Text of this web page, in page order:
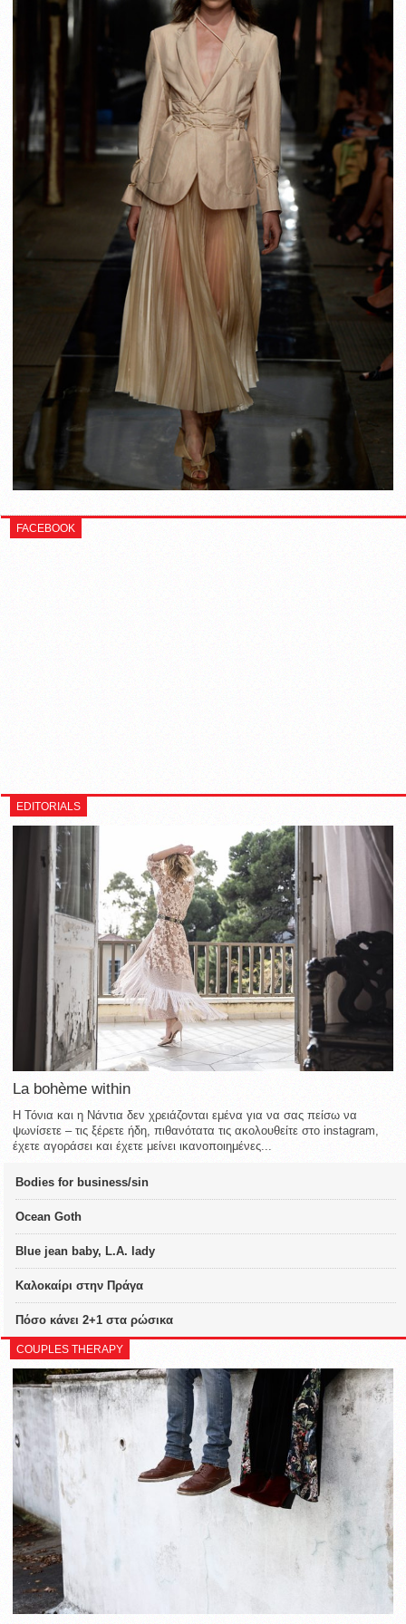
FACEBOOK
EDITORIALS
La bohème within
Η Τόνια και η Νάντια δεν χρειάζονται εμένα για να σας πείσω να
ψωνίσετε – τις ξέρετε ήδη, πιθανότατα τις ακολουθείτε στο instagram,
έχετε αγοράσει και έχετε μείνει ικανοποιημένες...
Bodies for business/sin
Ocean Goth
Blue jean baby, L.A. lady
Καλοκαίρι στην Πράγα
Πόσο κάνει 2+1 στα ρώσικα
COUPLES THERAPY